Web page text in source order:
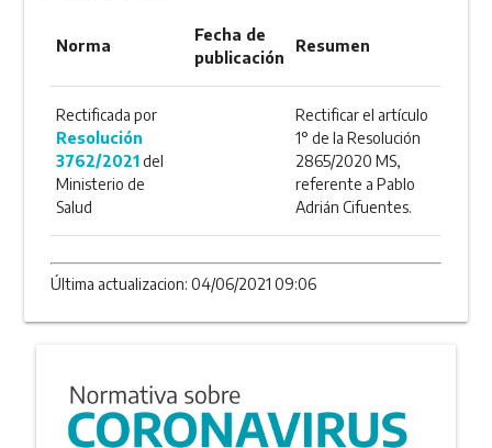
Norma
Fecha de
publicación
Resumen
Rectificada por
Resolución
3762/2021del
Ministerio de
Salud
Rectificar el artículo
1° de la Resolución
2865/2020 MS,
referente a Pablo
Adrián Cifuentes.
Última actualizacion: 04/06/2021 09:06